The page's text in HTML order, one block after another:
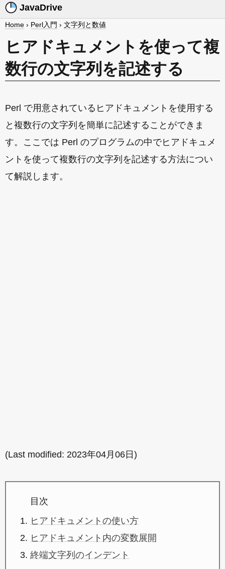
JavaDrive
Home › Perl入門 › 文字列と数値
ヒアドキュメントを使って複
数行の文字列を記述する
Perl で用意されているヒアドキュメントを使用する
と複数行の文字列を簡単に記述することができま
す。ここでは Perl のプログラムの中でヒアドキュメ
ントを使って複数行の文字列を記述する方法につい
て解説します。
(Last modified: 2023年04月06日 )
目次
ヒアドキュメントの使い方
ヒアドキュメント内の変数展開
終端文字列のインデント